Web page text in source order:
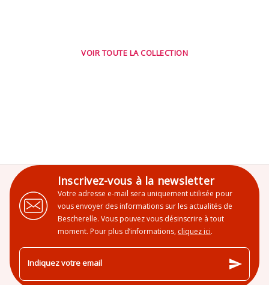
VOIR TOUTE LA COLLECTION
Inscrivez-vous à la newsletter
Votre adresse e-mail sera uniquement utilisée pour
vous envoyer des informations sur les actualités de
Bescherelle. Vous pouvez vous désinscrire à tout
moment. Pour plus d’informations, cliquez ici.
Indiquez votre email send